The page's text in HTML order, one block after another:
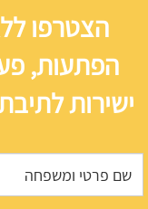
הצטרפו
הפתעות,
ישירות